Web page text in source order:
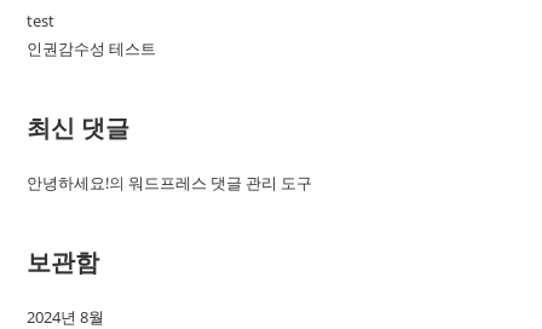
test
인권감수성 테스트
최신 댓글
안녕하세요!의워드프레스 댓글 관리 도구
보관함
2024년 8월